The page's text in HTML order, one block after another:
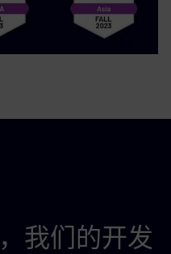
我们的开发